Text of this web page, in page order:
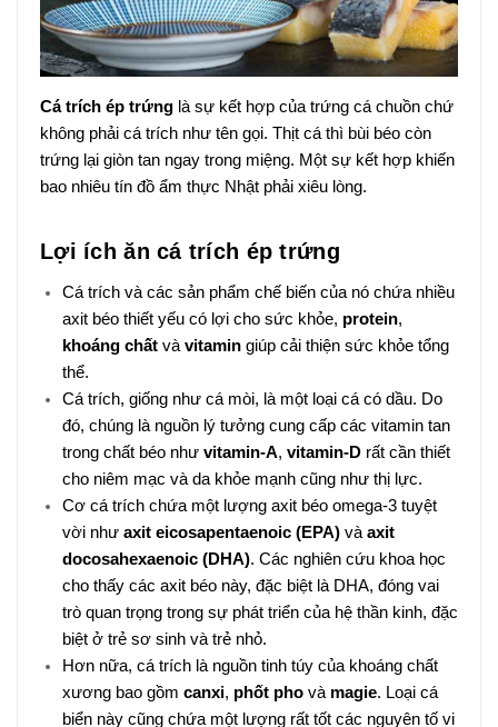
Cá trích ép trứng là sự kết hợp của trứng cá chuồn chứ
không phải cá trích như tên gọi. Thịt cá thì bùi béo còn
trứng lại giòn tan ngay trong miệng. Một sự kết hợp khiến
bao nhiêu tín đồ ẩm thực Nhật phải xiêu lòng.
Lợi ích ăn cá trích ép trứng
Cá trích và các sản phẩm chế biến của nó chứa nhiều
axit béo thiết yếu có lợi cho sức khỏe, protein,
khoáng chất vàvitamin giúp cải thiện sức khỏe tổng
thể.
Cá trích, giống như cá mòi, là một loại cá có dầu. Do
đó, chúng là nguồn lý tưởng cung cấp các vitamin tan
trong chất béo như vitamin-A, vitamin-D rất cần thiết
cho niêm mạc và da khỏe mạnh cũng như thị lực.
Cơ cá trích chứa một lượng axit béo omega-3 tuyệt
vời như axit eicosapentaenoic (EPA) vàaxit
docosahexaenoic (DHA). Các nghiên cứu khoa học
cho thấy các axit béo này, đặc biệt là DHA, đóng vai
trò quan trọng trong sự phát triển của hệ thần kinh, đặc
biệt ở trẻ sơ sinh và trẻ nhỏ.
Hơn nữa, cá trích là nguồn tinh túy của khoáng chất
xương bao gồm canxi, phốt pho và magie. Loại cá
biển này cũng chứa một lượng rất tốt các nguyên tố vi